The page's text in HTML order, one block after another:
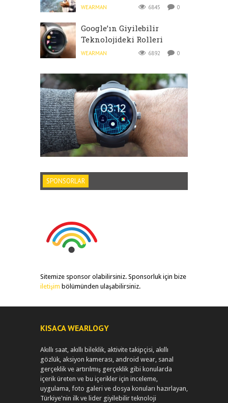
WEARMAN 6845 0
Google’ın Giyilebilir
Teknolojideki Rolleri
WEARMAN 6892 0
SPONSORLAR
Sitemize sponsor olabilirsiniz. Sponsorluk için bize
iletişim bölümünden ulaşabilirsiniz.
KISACA WEARLOGY
Akıllı saat, akıllı bileklik, aktivite takipçisi, akıllı
gözlük, aksiyon kamerası, android wear, sanal
gerçeklik ve artırılmış gerçeklik gibi konularda
içerik üreten ve bu içerikler için inceleme,
uygulama, foto galeri ve dosya konuları hazırlayan,
Türkiye'nin ilk ve lider giyilebilir teknoloji